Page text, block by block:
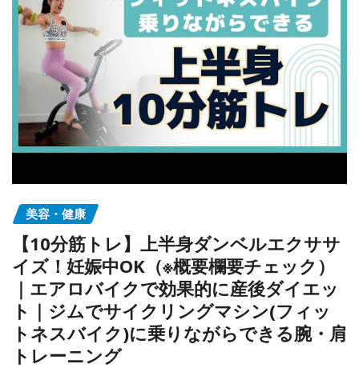
美容・健康
【10分筋トレ】上半身ダンベルエクササ
イズ！妊娠中OK（※概要欄要チェック）
｜エアロバイクで効果的に産後ダイエッ
ト｜ジムでサイクリングマシン(フィッ
トネスバイク)に乗りながらできる腕・肩
トレーニング